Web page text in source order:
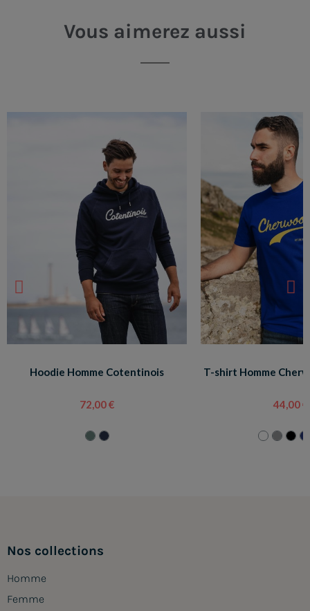
Vous aimerez aussi
Hoodie Homme Cotentinois
72,00 €
T-shirt Homme
44,00 €
Nos collections
Homme
Femme